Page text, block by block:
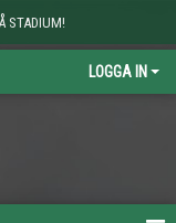
STADIUM!
LOGGA IN